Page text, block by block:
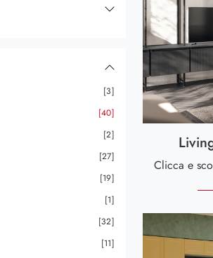
21
20
14
33
30
9
7
3
40
2
27
19
1
32
11